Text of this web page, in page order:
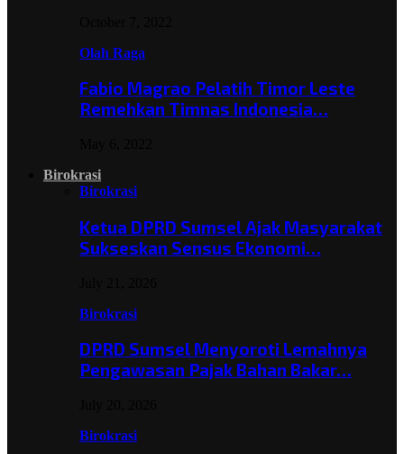
Olah Raga
Fabio Magrao Pelatih Timor Leste
Remehkan Timnas Indonesia…
Birokrasi
Birokrasi
Ketua DPRD Sumsel Ajak Masyarakat
Sukseskan Sensus Ekonomi…
Birokrasi
DPRD Sumsel Menyoroti Lemahnya
Pengawasan Pajak Bahan Bakar…
Birokrasi